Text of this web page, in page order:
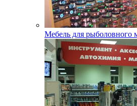
Мебель для рыболовного